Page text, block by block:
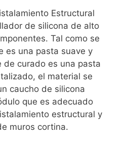
Estructural
de silicona de alto
Tal como se
es una pasta suave y
de curado es una pasta
el material se
caucho de silicona
que es adecuado
estructural y
muros cortina.